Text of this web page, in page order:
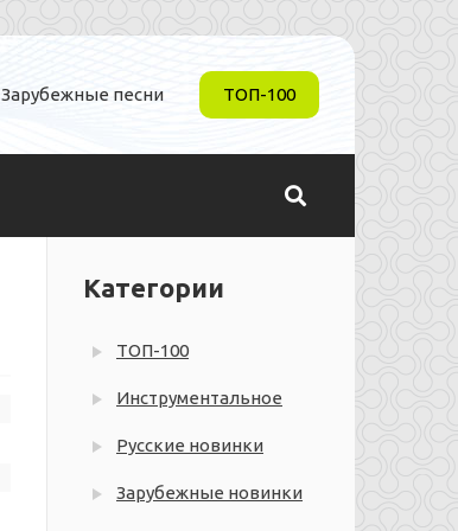
Зарубежные песни ТОП-100
Категории
ТОП-100
Инструментальное
Русские новинки
Зарубежные новинки